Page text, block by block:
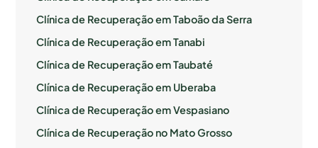
Clínica de Recuperação em Taboão da Serra
Clínica de Recuperação em Tanabi
Clínica de Recuperação em Taubaté
Clínica de Recuperação em Uberaba
Clínica de Recuperação em Vespasiano
Clínica de Recuperação no Mato Grosso